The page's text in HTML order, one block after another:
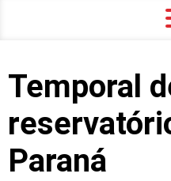
Temporal
Paraná